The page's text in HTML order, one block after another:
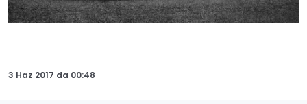
3 Haz 2017 da 00:48